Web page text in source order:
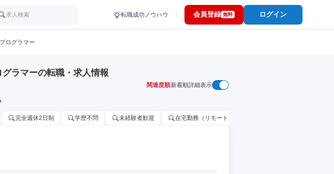
求人検索 転職成功ノウハウ 会員登録 無料 ログイン
ログラマー
ラマーの転職・求人情報
関連度順新着順詳細表示
完全週休2日制 学歴不問 未経験者歓迎 在宅勤務（リモートワーク）OK